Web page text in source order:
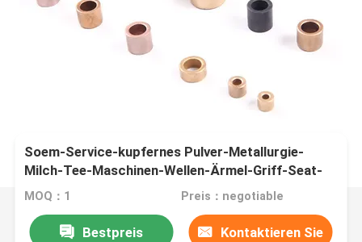
Soem-Service-kupfernes Pulver-Metallurgie-
Milch-Tee-Maschinen-Wellen-Ärmel-Griff-Seat-
Kettenrad
MOQ：1 Preis：negotiable
Bestpreis Kontaktieren Sie